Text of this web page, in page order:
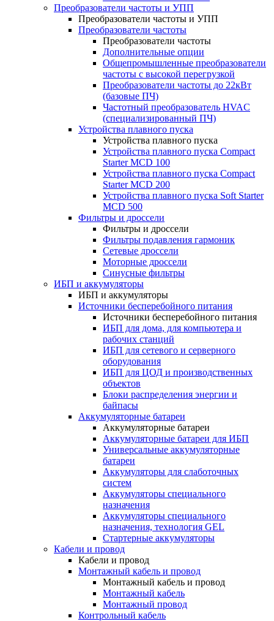
Преобразователи частоты и УПП
Преобразователи частоты и УПП
Преобразователи частоты
Преобразователи частоты
Дополнительные опции
Общепромышленные преобразователи
частоты с высокой перегрузкой
Преобразователи частоты до 22кВт
(базовые ПЧ)
Частотный преобразователь HVAC
(специализированный ПЧ)
Устройства плавного пуска
Устройства плавного пуска
Устройства плавного пуска Compact
Starter MCD 100
Устройства плавного пуска Compact
Starter MCD 200
Устройства плавного пуска Soft Starter
MCD 500
Фильтры и дроссели
Фильтры и дроссели
Фильтры подавления гармоник
Сетевые дроссели
Моторные дроссели
Синусные фильтры
ИБП и аккумуляторы
ИБП и аккумуляторы
Источники бесперебойного питания
Источники бесперебойного питания
ИБП для дома, для компьютера и
рабочих станций
ИБП для сетевого и серверного
оборудования
ИБП для ЦОД и производственных
объектов
Блоки распределения энергии и
байпасы
Аккумуляторные батареи
Аккумуляторные батареи
Аккумуляторные батареи для ИБП
Универсальные аккумуляторные
батареи
Аккумуляторы для слаботочных
систем
Аккумуляторы специального
назначения
Аккумуляторы специального
назначения, технология GEL
Стартерные аккумуляторы
Кабели и провод
Кабели и провод
Монтажный кабель и провод
Монтажный кабель и провод
Монтажный кабель
Монтажный провод
Контрольный кабель